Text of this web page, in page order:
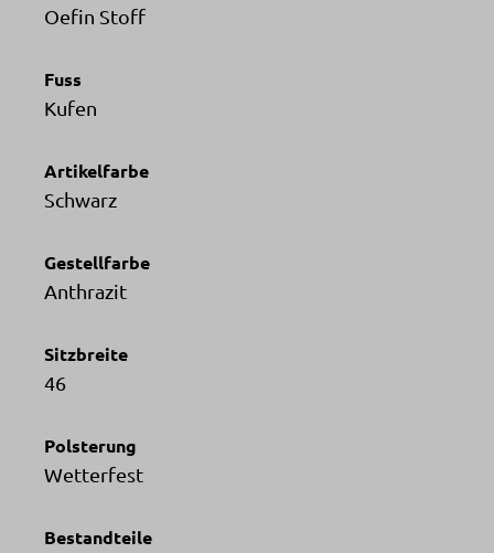
Oefin Stoff
Fuss
Kufen
Artikelfarbe
Schwarz
Gestellfarbe
Anthrazit
Sitzbreite
46
Polsterung
Wetterfest
Bestandteile